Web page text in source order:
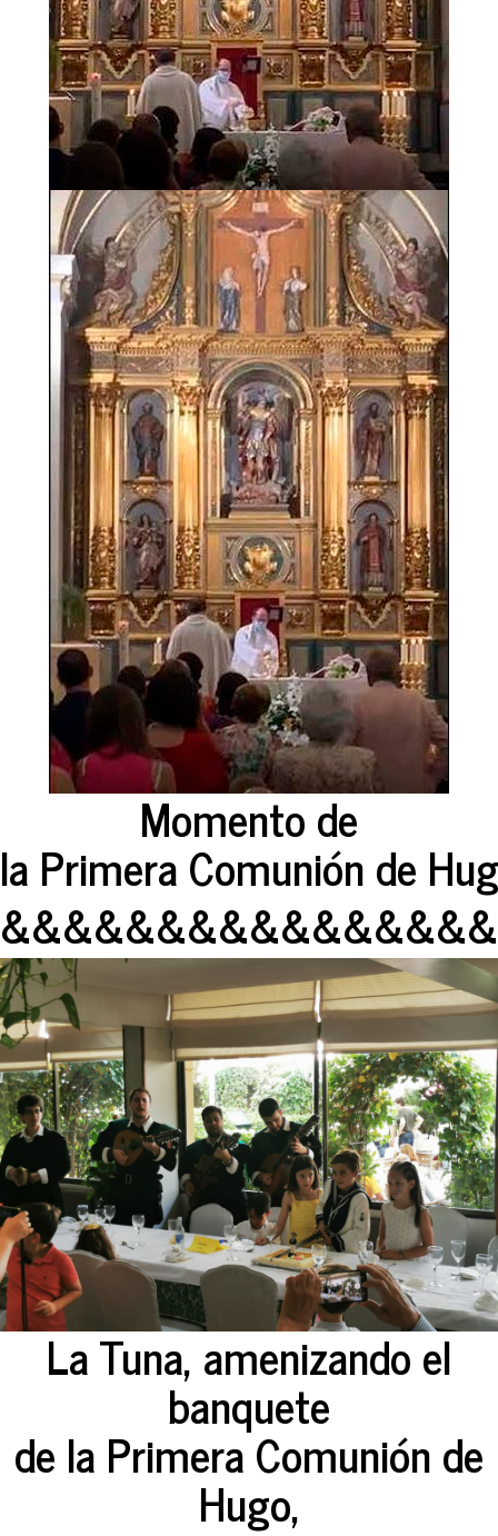
Momento de
la Primera Comunión de
La Tuna, amenizando el
banquete
de la Primera Comunión de
Hugo,